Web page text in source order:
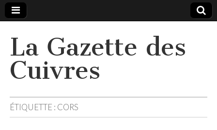
La Gazette des
Cuivres
ÉTIQUETTE : CORS